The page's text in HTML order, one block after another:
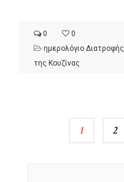
0
0
ημερολόγιο Διατροφής
της Κουζίνας
1 2